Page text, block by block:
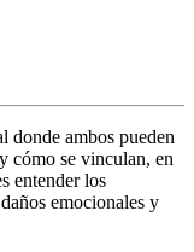
donde ambos pueden
cómo se vinculan, en
entender los
emocionales y